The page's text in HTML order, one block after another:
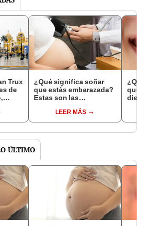
Trux
de
¿Qué significa soñar
que estás embarazada?
Estas son las
comunesLEER MÁS
que
ÚLTIMO